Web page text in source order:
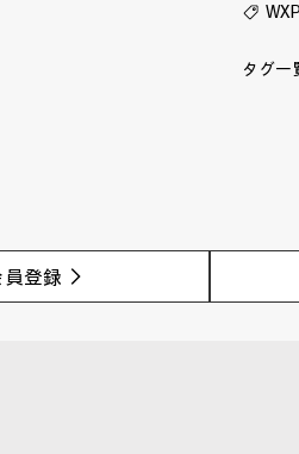
タグ一
登録